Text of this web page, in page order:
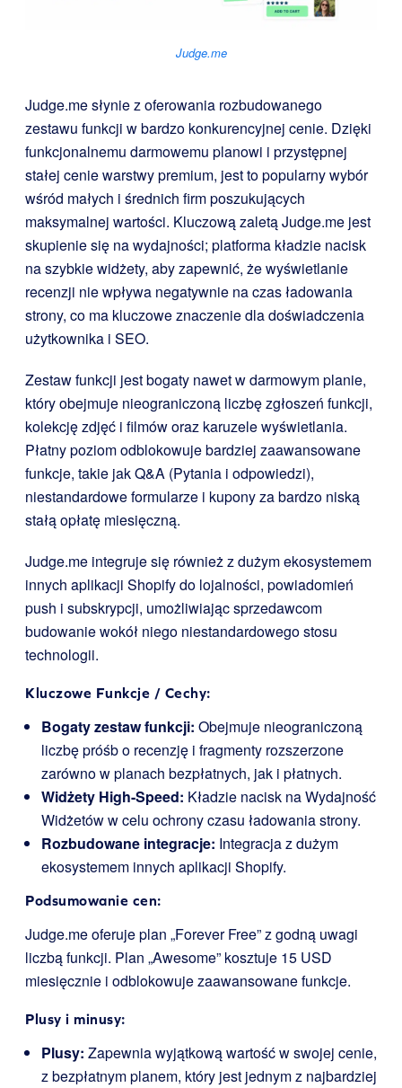
Judge.me
Judge.me słynie z oferowania rozbudowanego
zestawu funkcji w bardzo konkurencyjnej cenie. Dzięki
funkcjonalnemu darmowemu planowi i przystępnej
stałej cenie warstwy premium, jest to popularny wybór
wśród małych i średnich firm poszukujących
maksymalnej wartości. Kluczową zaletą Judge.me jest
skupienie się na wydajności; platforma kładzie nacisk
na szybkie widżety, aby zapewnić, że wyświetlanie
recenzji nie wpływa negatywnie na czas ładowania
strony, co ma kluczowe znaczenie dla doświadczenia
użytkownika i SEO.
Zestaw funkcji jest bogaty nawet w darmowym planie,
który obejmuje nieograniczoną liczbę zgłoszeń funkcji,
kolekcję zdjęć i filmów oraz karuzele wyświetlania.
Płatny poziom odblokowuje bardziej zaawansowane
funkcje, takie jak Q&A (Pytania i odpowiedzi),
niestandardowe formularze i kupony za bardzo niską
stałą opłatę miesięczną.
Judge.me integruje się również z dużym ekosystemem
innych aplikacji Shopify do lojalności, powiadomień
push i subskrypcji, umożliwiając sprzedawcom
budowanie wokół niego niestandardowego stosu
technologii.
Kluczowe Funkcje / Cechy:
Bogaty zestaw funkcji: Obejmuje nieograniczoną
liczbę próśb o recenzję i fragmenty rozszerzone
zarówno w planach bezpłatnych, jak i płatnych.
Widżety High-Speed: Kładzie nacisk na Wydajność
Widżetów w celu ochrony czasu ładowania strony.
Rozbudowane integracje: Integracja z dużym
ekosystemem innych aplikacji Shopify.
Podsumowanie cen:
Judge.me oferuje plan „Forever Free” z godną uwagi
liczbą funkcji. Plan „Awesome” kosztuje 15 USD
miesięcznie i odblokowuje zaawansowane funkcje.
Plusy i minusy:
Plusy: Zapewnia wyjątkową wartość w swojej cenie,
z bezpłatnym planem, który jest jednym z najbardziej